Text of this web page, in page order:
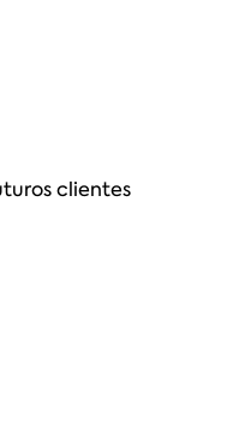
clientes